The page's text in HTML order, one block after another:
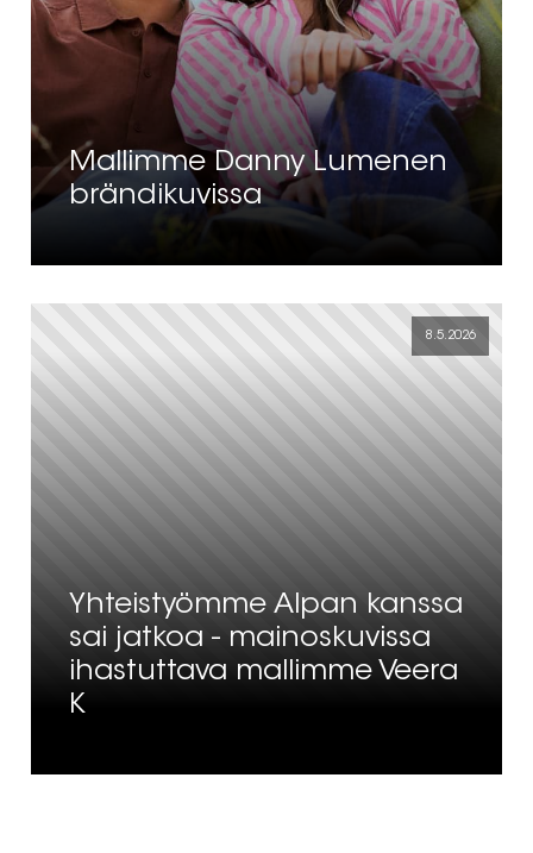
Mallimme Danny Lumenen
brändikuvissa
8.5.2026
Yhteistyömme Alpan kanssa
sai jatkoa - mainoskuvissa
ihastuttava mallimme Veera
K